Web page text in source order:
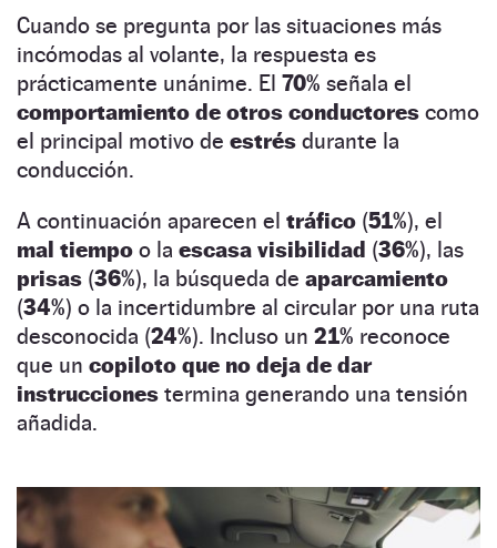
Cuando se pregunta por las situaciones más
incómodas al volante, la respuesta es
prácticamente unánime. El 70% señala el
comportamiento de otros conductores como
el principal motivo de estrés durante la
conducción.
A continuación aparecen el tráfico (51%), el
mal tiempo o la escasa visibilidad (36%), las
prisas (36%), la búsqueda de aparcamiento
(34%) o la incertidumbre al circular por una ruta
desconocida (24%). Incluso un 21% reconoce
que un copiloto que no deja de dar
instrucciones termina generando una tensión
añadida.